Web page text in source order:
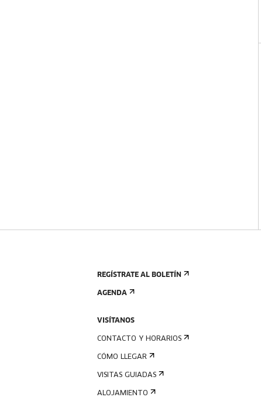
REGÍSTRATE AL BOLETÍN
AGENDA
VISÍTANOS
CONTACTO Y HORARIOS
CÓMO LLEGAR
VISITAS GUIADAS
ALOJAMIENTO